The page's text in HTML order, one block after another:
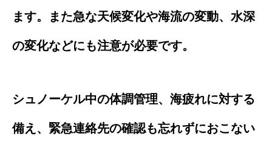
ます。また急な天候変化や海流の変動、水深
の変化などにも注意が必要です。
シュノーケル中の体調管理、海疲れに対する
備え、緊急連絡先の確認も忘れずにおこない